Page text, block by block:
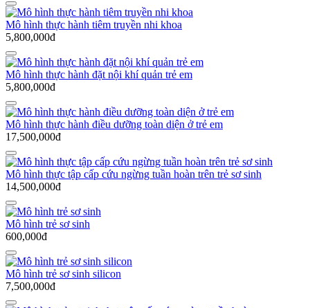
Mô hình thực hành tiêm truyền nhi khoa
5,800,000đ
Mô hình thực hành đặt nội khí quản trẻ em
5,800,000đ
Mô hình thực hành điều dưỡng toàn diện ở trẻ em
17,500,000đ
Mô hình thực tập cấp cứu ngừng tuần hoàn trên trẻ sơ sinh
14,500,000đ
Mô hình trẻ sơ sinh
600,000đ
Mô hình trẻ sơ sinh silicon
7,500,000đ